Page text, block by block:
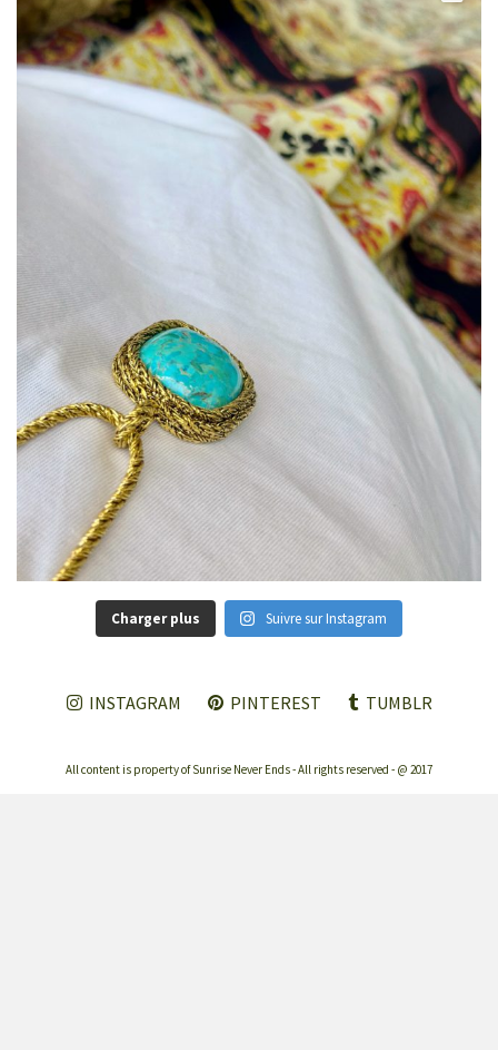
Charger plus Suivre sur Instagram
INSTAGRAM PINTEREST TUMBLR
All content is property of Sunrise Never Ends - All rights reserved - @ 2017